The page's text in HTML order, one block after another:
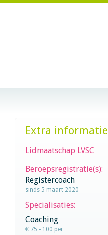
Extra informatie
Lidmaatschap LVSC
Beroepsregistratie(s):
Registercoach
sinds 5 maart 2020
Specialisaties:
Coaching
€ 75 - 100 per